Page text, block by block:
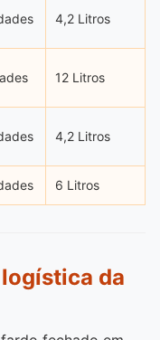
4,2 Litros
12 Litros
4,2 Litros
6 Litros
da